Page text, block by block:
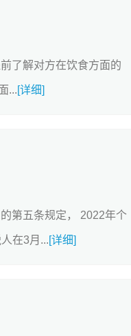
了解对方在饮食方面的
...[详细]
第五条规定， 2022年个
在3月...[详细]